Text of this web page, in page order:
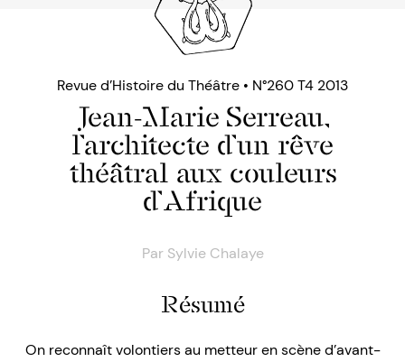
Revue d’Histoire du Théâtre • N°260 T4 2013
Jean-Marie Serreau,
l’architecte d’un rêve
théâtral aux couleurs
d’Afrique
Par Sylvie Chalaye
Résumé
On reconnaît volontiers au metteur en scène d’avant-